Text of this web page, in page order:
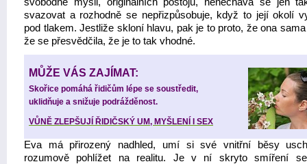
svazovat a rozhodně se nepřizpůsobuje, když to její okolí
pod tlakem. Jestliže skloní hlavu, pak je to proto, že ona
že se přesvědčila, že je to tak vhodné.
MŮŽE VÁS ZAJÍMAT:
Skořice pomáhá řidičům lépe se soustředit,
uklidňuje a snižuje podrážděnost.
VŮNĚ ZLEPŠUJÍ ŘIDIČSKÝ UM, MYŠLENÍ I SEX
Eva má přirozený nadhled, umí si své vnitřní běsy
rozumově pohlížet na realitu. Je v ní skryto smíření